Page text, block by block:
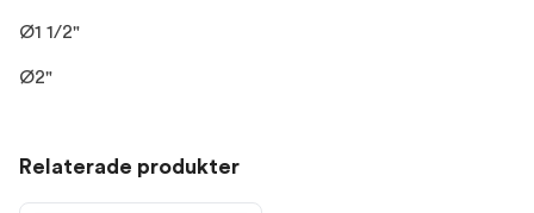
Ø1 1/2"
Ø2"
Relaterade produkter